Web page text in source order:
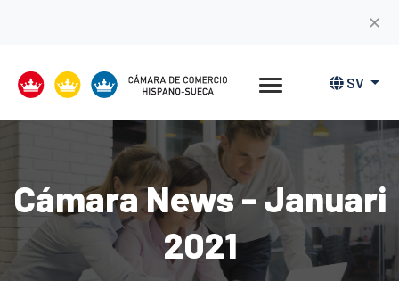
✕
SV
Cámara News - Januari
2021